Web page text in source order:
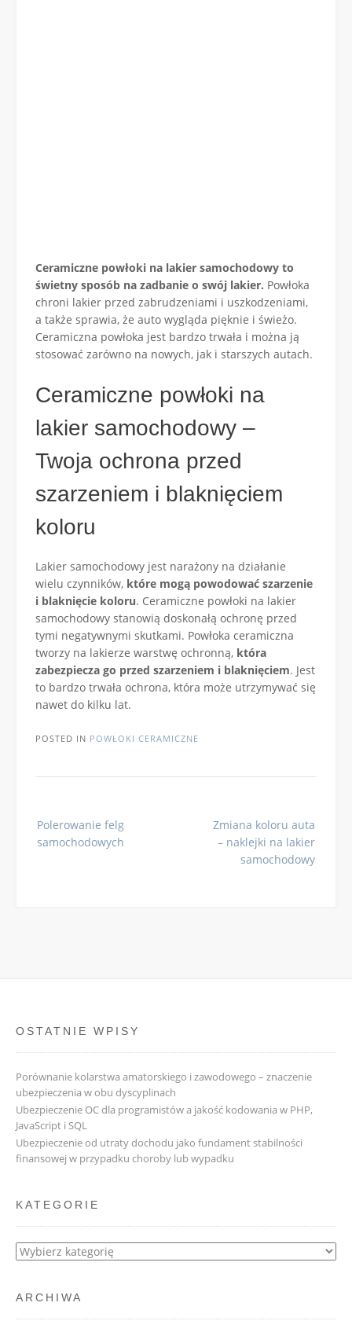
Ceramiczne powłoki na lakier samochodowy to
świetny sposób na zadbanie o swój lakier. Powłoka
chroni lakier przed zabrudzeniami i uszkodzeniami,
a także sprawia, że auto wygląda pięknie i świeżo.
Ceramiczna powłoka jest bardzo trwała i można ją
stosować zarówno na nowych, jak i starszych autach.
Ceramiczne powłoki na
lakier samochodowy –
Twoja ochrona przed
szarzeniem i blaknięciem
koloru
Lakier samochodowy jest narażony na działanie
wielu czynników, które mogą powodować szarzenie
i blaknięcie koloru. Ceramiczne powłoki na lakier
samochodowy stanowią doskonałą ochronę przed
tymi negatywnymi skutkami. Powłoka ceramiczna
tworzy na lakierze warstwę ochronną, która
zabezpiecza go przed szarzeniem i blaknięciem. Jest
to bardzo trwała ochrona, która może utrzymywać się
nawet do kilku lat.
POSTED IN POWŁOKI CERAMICZNE
navigation
Polerowanie felg
samochodowych
Zmiana koloru auta
– naklejki na lakier
samochodowy
OSTATNIE WPISY
Porównanie kolarstwa amatorskiego i zawodowego – znaczenie
ubezpieczenia w obu dyscyplinach
Ubezpieczenie OC dla programistów a jakość kodowania w PHP,
JavaScript i SQL
Ubezpieczenie od utraty dochodu jako fundament stabilności
finansowej w przypadku choroby lub wypadku
KATEGORIE
Kategorie
ARCHIWA